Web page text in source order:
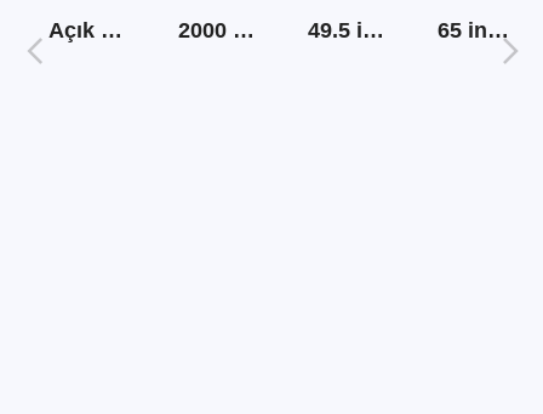
Açık ekran tv yüksek parlaklık 2000 nits açık lcd şerit ekran 49.5 inç şerit lcd ekran 65 inç açık güneş ışığı okunabilir dijital tabela